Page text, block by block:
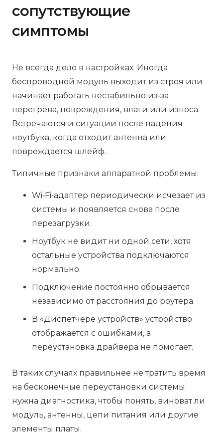
сопутствующие
симптомы
Не всегда дело в настройках. Иногда
беспроводной модуль выходит из строя или
начинает работать нестабильно из‑за
перегрева, повреждения, влаги или износа.
Встречаются и ситуации после падения
ноутбука, когда отходит антенна или
повреждается шлейф.
Типичные признаки аппаратной проблемы:
Wi‑Fi‑адаптер периодически исчезает из
системы и появляется снова после
перезагрузки.
Ноутбук не видит ни одной сети, хотя
остальные устройства подключаются
нормально.
Подключение постоянно обрывается
независимо от расстояния до роутера.
В «Диспетчере устройств» устройство
отображается с ошибками, а
переустановка драйвера не помогает.
В таких случаях правильнее не тратить время
на бесконечные переустановки системы:
нужна диагностика, чтобы понять, виноват ли
модуль, антенны, цепи питания или другие
элементы платы.